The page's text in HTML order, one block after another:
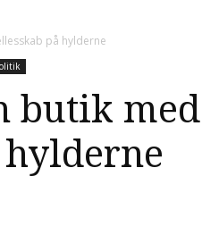
på hylderne
butik med